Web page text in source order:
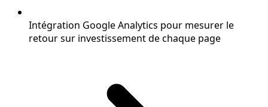
Intégration Google Analytics pour mesurer le
retour sur investissement de chaque page